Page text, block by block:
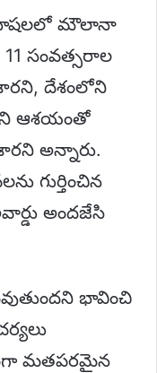
భాషలలో మౌలానా
సంవత్సరాల
దేశంలోని
ఆశయంతో
అన్నారు.
గుర్తించిన
అందజేసి
భావించి
మతపరమైన